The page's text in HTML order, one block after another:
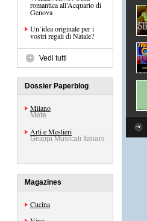
romantica all’Acquario di
Genova
Un’idea originale per i
vostri regali di Natale?
Vedi tutti
Dossier Paperblog
Milano
Mete
Arti e Mestieri
Gruppi Musicali Italiani
Magazines
Cucina